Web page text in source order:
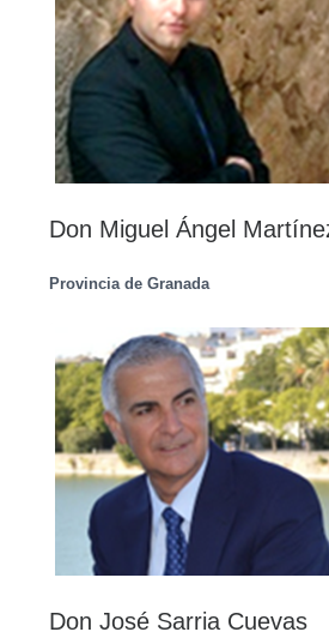
Don Miguel Ángel
Provincia de Granada
Don José Sarria Cuevas